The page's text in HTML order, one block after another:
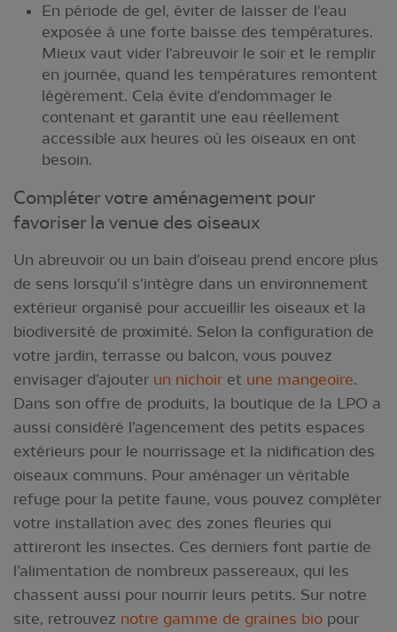
En période de gel, éviter de laisser de l'eau
exposée à une forte baisse des températures.
Mieux vaut vider l'abreuvoir le soir et le remplir
en journée, quand les températures remontent
légèrement. Cela évite d'endommager le
contenant et garantit une eau réellement
accessible aux heures où les oiseaux en ont
besoin.
Compléter votre aménagement pour
favoriser la venue des oiseaux
Un abreuvoir ou un bain d'oiseau prend encore plus
de sens lorsqu'il s'intègre dans un environnement
extérieur organisé pour accueillir les oiseaux et la
biodiversité de proximité. Selon la configuration de
votre jardin, terrasse ou balcon, vous pouvez
envisager d’ajouter un nichoir et une mangeoire.
Dans son offre de produits, la boutique de la LPO a
aussi considéré l’agencement des petits espaces
extérieurs pour le nourrissage et la nidification des
oiseaux communs. Pour aménager un véritable
refuge pour la petite faune, vous pouvez compléter
votre installation avec des zones fleuries qui
attireront les insectes. Ces derniers font partie de
l’alimentation de nombreux passereaux, qui les
chassent aussi pour nourrir leurs petits. Sur notre
site, retrouvez notre gamme de graines bio pour